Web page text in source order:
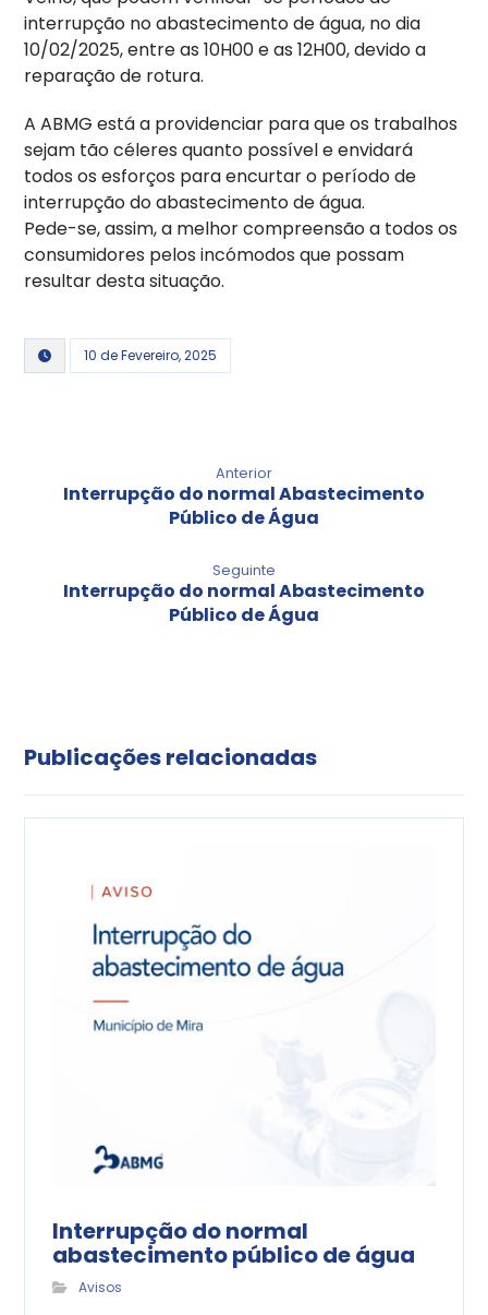
interrupção no abastecimento de água, no dia
10/02/2025, entre as 10H00 e as 12H00, devido a
reparação de rotura.
A ABMG está a providenciar para que os trabalhos
sejam tão céleres quanto possível e envidará
todos os esforços para encurtar o período de
interrupção do abastecimento de água.
Pede-se, assim, a melhor compreensão a todos os
consumidores pelos incómodos que possam
resultar desta situação.
10 de Fevereiro, 2025
Anterior
Interrupção do normal Abastecimento
Público de Água
Seguinte
Interrupção do normal Abastecimento
Público de Água
Publicações relacionadas
Interrupção do normal
abastecimento público de água
Avisos